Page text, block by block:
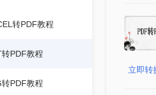
转PDF教程
转PDF教程
转PDF教程
立即转